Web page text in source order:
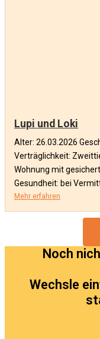
Lupi und Loki
Alter: 26.03.2026
Verträglichkeit:
Wohnung mit
Gesundheit: bei
Mehr erfahren
Noch
Wechsle